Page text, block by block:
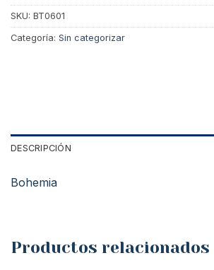
SKU: BT0601
Categoría: Sin categorizar
DESCRIPCIÓN
Bohemia
Productos relacionados